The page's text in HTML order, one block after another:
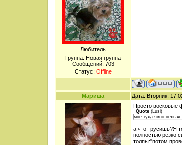
Любитель
Группа: Новая группа
Сообщений: 703
Статус: Offline
Мариша Дата: Вторник,
Просто восковые
Quote (Lusi)
мне туда явно нельзя.
а что трусишь?Я
полностью резко
толпы:"потом